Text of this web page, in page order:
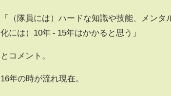
「（隊員には）ハードな知識や技能、メン
化には）10年 - 15年はかかると思う」
とコメント。
16年の時が流れ現在。